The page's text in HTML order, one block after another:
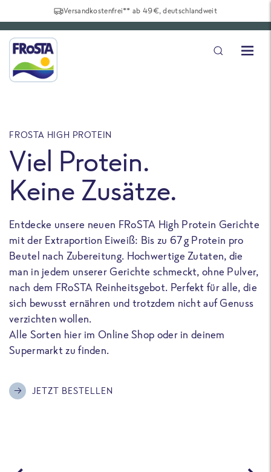
Versandkostenfrei** ab 49€, deutschlandweit
FROSTA HIGH PROTEIN
Viel Protein.
Keine Zusätze.
Entdecke unsere neuen FRoSTA High Protein Gerichte
mit der Extraportion Eiweiß: Bis zu 67 g Protein pro
Beutel nach Zubereitung. Hochwertige Zutaten, die
man in jedem unserer Gerichte schmeckt, ohne Pulver,
nach dem FRoSTA Reinheitsgebot. Perfekt für alle, die
sich bewusst ernähren und trotzdem nicht auf Genuss
verzichten wollen.
Alle Sorten hier im Online Shop oder in deinem
Supermarkt zu finden.
JETZT BESTELLEN